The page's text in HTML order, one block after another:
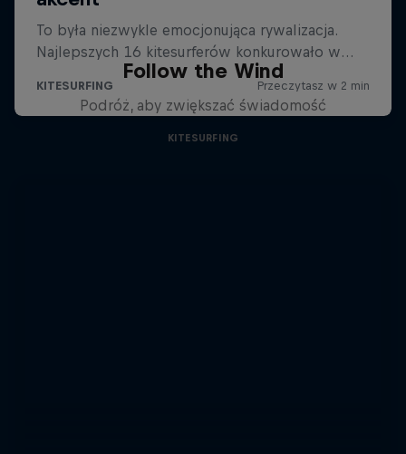
Follow the Wind
Podróż, aby zwiększać świadomość
KITESURFING